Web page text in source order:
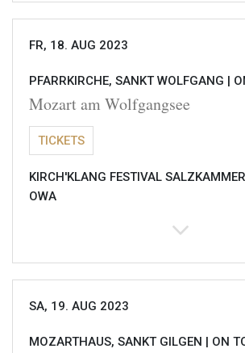
FR, 18. AUG 2023
PFARRKIRCHE, SANKT WOLFGANG |
Mozart am Wolfgangsee
TICKETS
KIRCH'KLANG FESTIVAL
OWA
SA, 19. AUG 2023
MOZARTHAUS, SANKT GILGEN | ON